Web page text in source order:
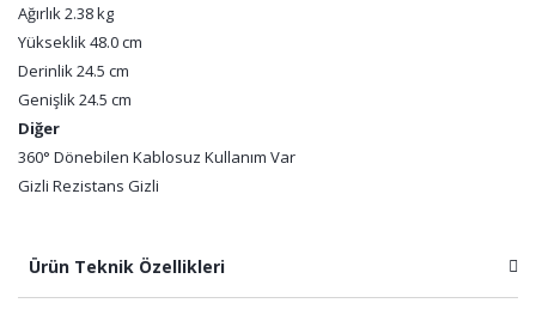
Ağırlık 2.38 kg
Yükseklik 48.0 cm
Derinlik 24.5 cm
Genişlik 24.5 cm
Diğer
360° Dönebilen Kablosuz Kullanım Var
Gizli Rezistans Gizli
Ürün Teknik Özellikleri